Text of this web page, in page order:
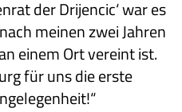
der Drijencic‘ war es
meinen zwei Jahren
einem Ort vereint ist.
für uns die erste